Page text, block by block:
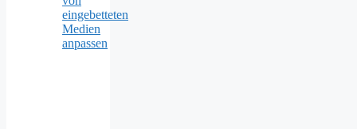
eingebetteten
Medien
anpassen